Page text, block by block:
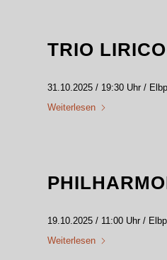
TRIO LIRICO
31.10.2025 / 19:30 Uhr /
Weiterlesen
19.10.2025 / 11:00 Uhr /
Weiterlesen